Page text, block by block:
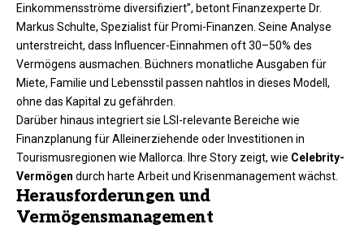
Einkommensströme diversifiziert”, betont Finanzexperte Dr.
Markus Schulte, Spezialist für Promi-Finanzen. Seine Analyse
unterstreicht, dass Influencer-Einnahmen oft 30–50% des
Vermögens ausmachen. Büchners monatliche Ausgaben für
Miete, Familie und Lebensstil passen nahtlos in dieses Modell,
ohne das Kapital zu gefährden.
Darüber hinaus integriert sie LSI-relevante Bereiche wie
Finanzplanung für Alleinerziehende oder Investitionen in
Tourismusregionen wie Mallorca. Ihre Story zeigt, wie Celebrity-
Vermögen durch harte Arbeit und Krisenmanagement wächst.
Herausforderungen und
Vermögensmanagement